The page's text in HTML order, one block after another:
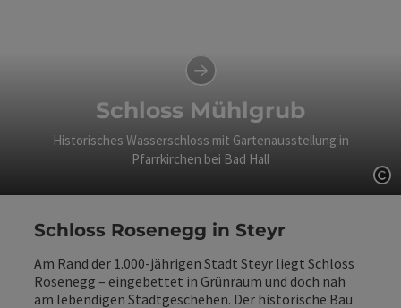
Schloss Mühlgrub
Historisches Wasserschloss mit Gartenausstellung in
Pfarrkirchen bei Bad Hall
Schloss Rosenegg in Steyr
Am Rand der 1.000‑jährigen Stadt Steyr liegt Schloss
Rosenegg – eingebettet in Grünraum und doch nah
am lebendigen Stadtgeschehen. Der historische Bau